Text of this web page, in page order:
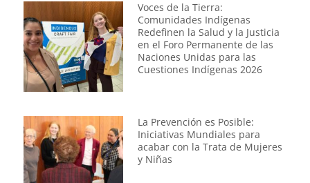
Voces de la Tierra:
Comunidades Indígenas
Redefinen la Salud y la Justicia
en el Foro Permanente de las
Naciones Unidas para las
Cuestiones Indígenas 2026
La Prevención es Posible:
Iniciativas Mundiales para
acabar con la Trata de Mujeres
y Niñas